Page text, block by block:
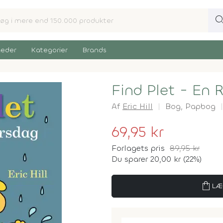
Kategorier Brands
Find Plet - En
Af Eric Hill Bog, Papbog
69,95 kr
Forlagets pris 89,95 kr
Du sparer 20,00 kr (22%)
shopping_bag